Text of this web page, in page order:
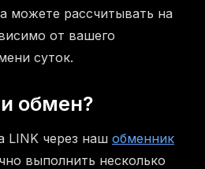
можете рассчитывать на
от вашего
суток.
обмен?
LINK через наш обменник
выполнить несколько